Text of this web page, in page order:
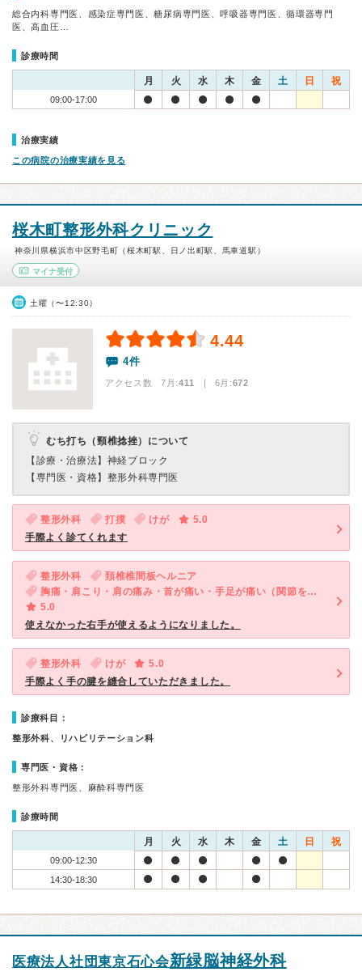
総合内科専門医、感染症専門医、糖尿病専門医、呼吸器専門医、循環器専門
医、高血圧…
診療時間
月 火 水 木 金 土 日 祝
09:00-17:00
治療実績
この病院の治療実績を見る
桜木町整形外科クリニック
神奈川県横浜市中区野毛町（桜木町駅、日ノ出町駅、馬車道駅）
マイナ受付
土曜（〜12:30）
4.44
4件
アクセス数 7月:411 | 6月:672
むち打ち（頸椎捻挫）について
【診療・治療法】 神経ブロック
【専門医・資格】 整形外科専門医
整形外科 打撲 けが
5.0
手際よく診てくれます
整形外科
頚椎椎間板ヘルニア
胸痛・肩こり・肩の痛み・首が痛い・手足が痛い（関節を除く）・手足がしびれる
5.0
使えなかった右手が使えるようになりました。
整形外科 けが
5.0
手際よく手の腱を縫合していただきました。
診療科目：
整形外科、リハビリテーション科
専門医・資格：
整形外科専門医、麻酔科専門医
診療時間
月 火 水 木 金 土 日 祝
09:00-12:30
14:30-18:30
医療法人社団東京石心会新緑脳神経外科